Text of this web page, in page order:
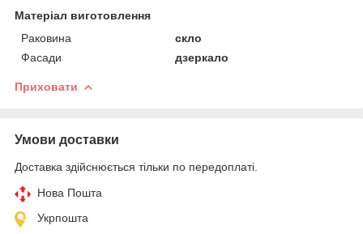
Матеріал виготовлення
Раковина
скло
Фасади
дзеркало
Приховати
Умови доставки
Доставка здійснюється тільки по передоплаті.
Нова Пошта
Укрпошта